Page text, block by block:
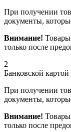
При получении
документы,
Внимание! Товары
только после
2
Банковской картой
При получении
документы,
Внимание! Товары
только после